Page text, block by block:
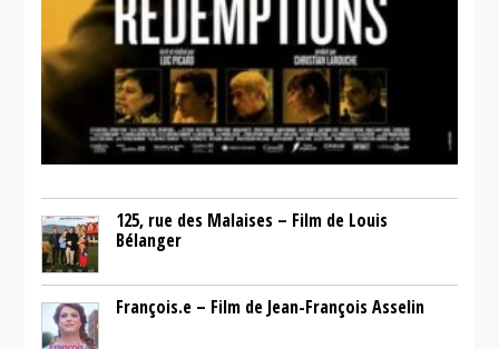
125, rue des Malaises – Film de Louis
Bélanger
François.e – Film de Jean-François Asselin